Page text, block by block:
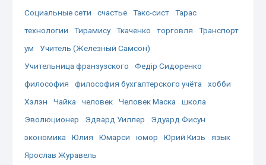
Социальные сети
счастье Такс-сист
Тарас
технологии
Тирамису Ткаченко торговля
Транспорт
ум
Учитель (Железный Самсон)
Учительница франзузского
Федір Сидоренко
философия
философия бухгалтерского учёта
хобби
Хэлэн
Чайка человек Человек Маска
школа
Эволюционер
Эдвард Уиллер
Эдуард Фисун
экономика
Юлия Юмарси юмор Юрий Кизь
язык
Ярослав Журавель